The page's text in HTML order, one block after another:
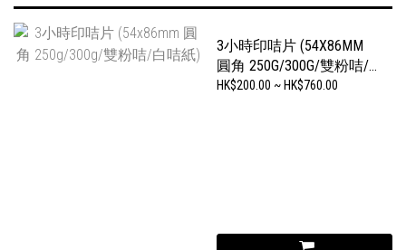
3小時印咭片 (54X86MM
圓角 250G/300G/雙粉咭/
白咭紙)
HK$200.00 ~ HK$760.00